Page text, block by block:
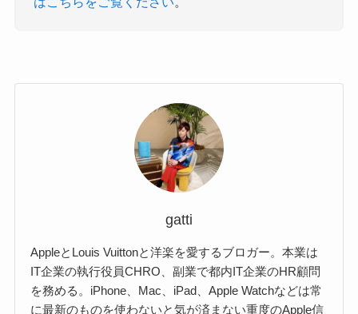
gatti
AppleとLouis Vuittonと洋楽を愛するブロガー。本業は
IT企業の執行役員CHRO、副業で都内IT企業のHR顧問
を務める。iPhone、Mac、iPad、Apple Watchなどは常
に最新のものを使わないと気が済まない重度のApple信